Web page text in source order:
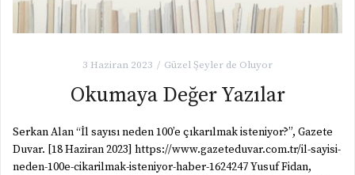
3 Haziran 2023 Güzel Şeyler de Oluyor
Okumaya Değer Yazılar
Serkan Alan “İl sayısı neden 100’e çıkarılmak isteniyor?”, Gazete
Duvar. [18 Haziran 2023] https://www.gazeteduvar.com.tr/il-sayisi-
neden-100e-cikarilmak-isteniyor-haber-1624247 Yusuf Fidan,